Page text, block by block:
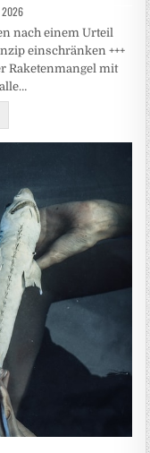
2026
nach einem Urteil
einschränken +++
Raketenmangel mit